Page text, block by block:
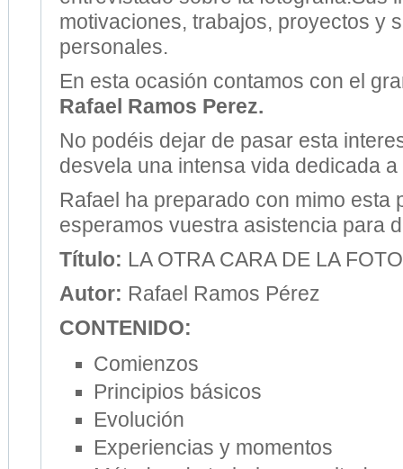
motivaciones, trabajos, proyectos y
personales.
En esta ocasión contamos con el
Rafael Ramos Perez.
No podéis dejar de pasar esta
desvela una intensa vida dedicada
Rafael ha preparado con mimo esta
esperamos vuestra asistencia para
Título: LA OTRA CARA DE LA
Autor: Rafael Ramos Pérez
CONTENIDO:
Comienzos
Principios básicos
Evolución
Experiencias y momentos